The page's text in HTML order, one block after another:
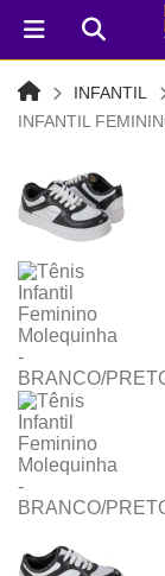
INFANTIL
INFANTIL